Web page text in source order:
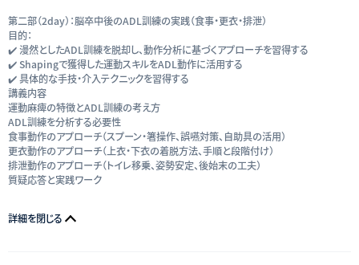
第二部（2day）：脳卒中後のADL訓練の実践（食事・更衣・排泄）
目的：
✔️ 漫然としたADL訓練を脱却し、動作分析に基づくアプローチを習得する
✔️ Shapingで獲得した運動スキルをADL動作に活用する
✔️ 具体的な手技・介入テクニックを習得する
講義内容
運動麻痺の特徴とADL訓練の考え方
ADL訓練を分析する必要性
食事動作のアプローチ（スプーン・箸操作、誤嚥対策、自助具の活用）
更衣動作のアプローチ（上衣・下衣の着脱方法、手順と段階付け）
排泄動作のアプローチ（トイレ移乗、姿勢安定、後始末の工夫）
質疑応答と実践ワーク
詳細を閉じる